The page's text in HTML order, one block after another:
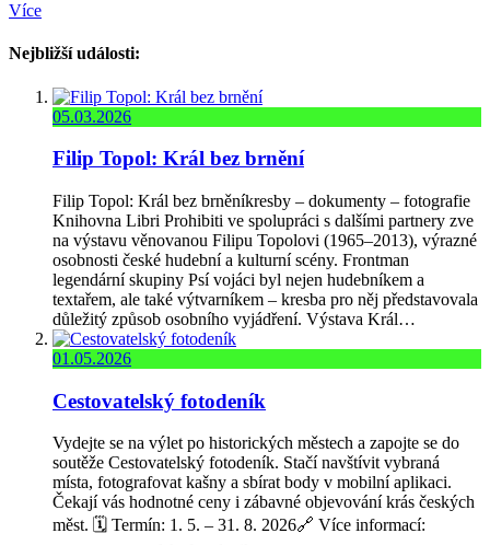
Více
Nejbližší události:
05.03.2026
Filip Topol: Král bez brnění
Filip Topol: Král bez brněníkresby – dokumenty – fotografie
Knihovna Libri Prohibiti ve spolupráci s dalšími partnery zve
na výstavu věnovanou Filipu Topolovi (1965–2013), výrazné
osobnosti české hudební a kulturní scény. Frontman
legendární skupiny Psí vojáci byl nejen hudebníkem a
textařem, ale také výtvarníkem – kresba pro něj představovala
důležitý způsob osobního vyjádření. Výstava Král…
01.05.2026
Cestovatelský fotodeník
Vydejte se na výlet po historických městech a zapojte se do
soutěže Cestovatelský fotodeník. Stačí navštívit vybraná
místa, fotografovat kašny a sbírat body v mobilní aplikaci.
Čekají vás hodnotné ceny i zábavné objevování krás českých
měst. 🗓️ Termín: 1. 5. – 31. 8. 2026🔗 Více informací: